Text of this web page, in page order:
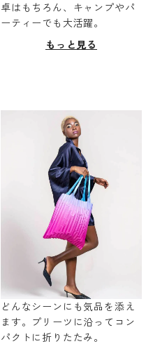
卓はもちろん、キャンプやパ
ーティーでも大活躍。
もっと見る
どんなシーンにも気品を添え
ます。プリーツに沿ってコン
パクトに折りたたみ。